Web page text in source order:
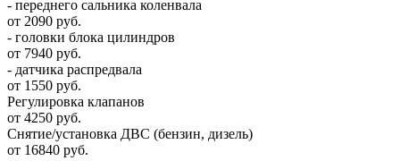
- переднего сальника коленвала
от 2090 руб.
- головки блока цилиндров
от 7940 руб.
- датчика распредвала
от 1550 руб.
Регулировка клапанов
от 4250 руб.
Снятие/установка ДВС (бензин, дизель)
от 16840 руб.